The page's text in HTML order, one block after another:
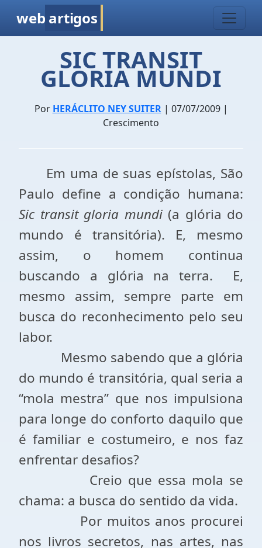
web artigos
SIC TRANSIT
GLORIA MUNDI
Por HERÁCLITO NEY SUITER| 07/07/2009 |
Crescimento
Em uma de suas epístolas, São
Paulo define a condição humana:
Sic transit gloria mundi(a glória do
mundo é transitória). E, mesmo
assim, o homem continua
buscando a glória na terra.
E,
mesmo assim, sempre parte em
busca do reconhecimento pelo seu
labor.
Mesmo sabendo que a glória
do mundo é transitória, qual seria a
“mola mestra” que nos impulsiona
para longe do conforto daquilo que
é familiar e costumeiro, e nos faz
enfrentar desafios?
Creio que essa mola se
chama: a busca do sentido da vida.
Por muitos anos procurei
nos livros secretos, nas artes, nas